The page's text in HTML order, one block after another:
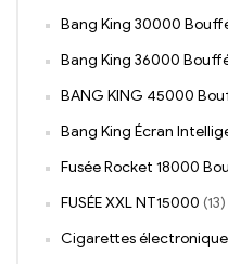
Bang King 30000
Bang King 36000
BANG KING 45000
Bang King Écran
Fusée Rocket 18000
FUSÉE XXL NT15000 (13)
Cigarettes